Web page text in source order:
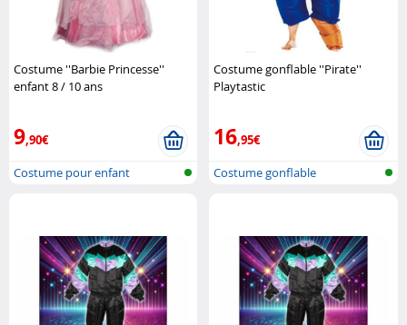
Costume ''Barbie Princesse''
enfant 8 / 10 ans
9,90€
Costume pour enfant
Costume gonflable ''Pirate''
Playtastic
16,95€
Costume gonflable